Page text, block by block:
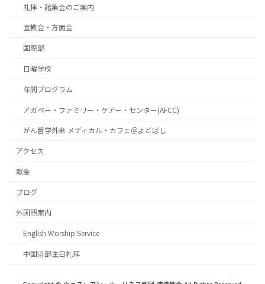
礼拝・諸集会のご案内
宣教会・方面会
国際部
日曜学校
年間プログラム
アガペー・ファミリー・ケアー・センター(AFCC)
がん哲学外来 メディカル・カフェ＠よどばし
アクセス
献金
ブログ
外国語案内
English Worship Service
中国语部主日礼拜